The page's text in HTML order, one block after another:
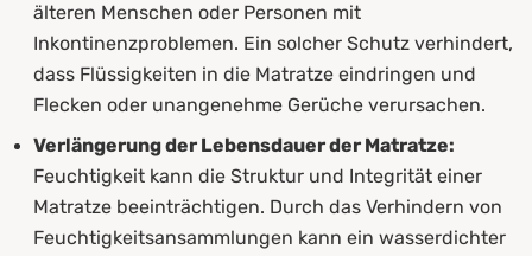
älteren Menschen oder Personen mit
Inkontinenzproblemen. Ein solcher Schutz verhindert,
dass Flüssigkeiten in die Matratze eindringen und
Flecken oder unangenehme Gerüche verursachen.
Verlängerung der Lebensdauer der Matratze:
Feuchtigkeit kann die Struktur und Integrität einer
Matratze beeinträchtigen. Durch das Verhindern von
Feuchtigkeitsansammlungen kann ein wasserdichter